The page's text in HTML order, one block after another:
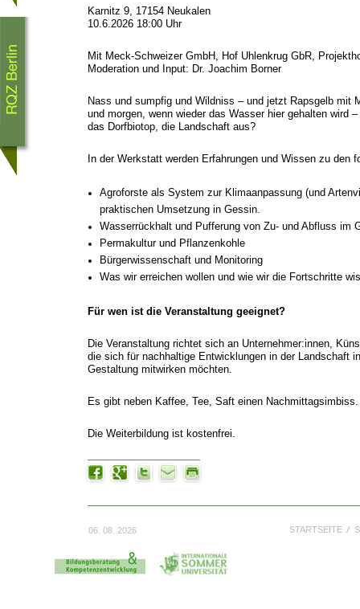
Karnitz 9, 17154 Neukalen
10.6.2026 18:00 Uhr
Mit Meck-Schweizer GmbH, Hof Uhlenkrug GbR,
Moderation und Input: Dr. Joachim Borner
Nass und sumpfig und Wildniss – und jetzt Rapsgelb mit
und morgen, wenn wieder das Wasser hier gehalten wird
das Dorfbiotop, die Landschaft aus?
In der Werkstatt werden Erfahrungen und Wissen zu den
Agroforste als System zur Klimaanpassung (und
praktischen Umsetzung in Gessin.
Wasserrückhalt und Pufferung von Zu- und Abfluss im
Permakultur und Pflanzenkohle
Bürgerwissenschaft und Monitoring
Was wir erreichen wollen und wie wir die Fortschritte
Für wen ist die Veranstaltung geeignet?
Die Veranstaltung richtet sich an Unternehmer:innen,
die sich für nachhaltige Entwicklungen in der Landschaft
Gestaltung mitwirken möchten.
Es gibt neben Kaffee, Tee, Saft einen Nachmittagsimbiss.
Die Weiterbildung ist kostenfrei.
06. 08. 2026 STARTSEITE